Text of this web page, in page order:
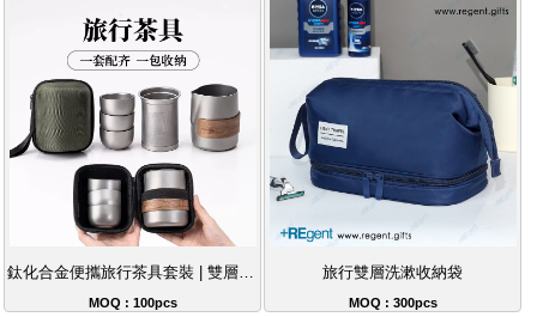
鈦化合金便攜旅行茶具套裝 | 雙層隔熱露營茶具
MOQ : 100pcs
旅行雙層洗漱收納袋
MOQ : 300pcs